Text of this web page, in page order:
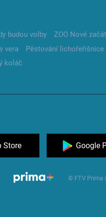
budou volby
ZOO Nové
vera
Pěstování lichořeřišnice
koláč
Store Google
© FTV Prima